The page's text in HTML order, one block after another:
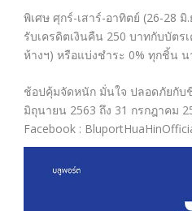
พิเศษ ศุกร์-เสาร์-อาทิตย์ (26-28 มิ
รับเครดิตเงินคืน 250 บาทกับบัตร
ห้างฯ) หรือแบ่งชำระ 0% ทุกชิ้น
ช้อปคุ้มจัดหนัก มั่นใจ ปลอดภัยกับ
มิถุนายน 2563 ถึง 31 กรกฎาคม
Facebook :